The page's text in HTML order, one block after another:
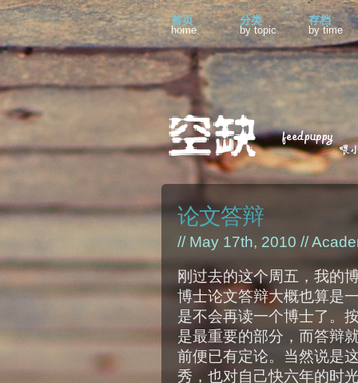
首页
home
分类
by topic
存档
by time
论文答辩
// May 17th, 2010 //
刚过去的这个周五，我的
博士论文答辩大概也算是
是不会再读一个博士了。
是最重要的部分，而答辩
前便已有定论。当然说是
秀，也对自己快六年的时